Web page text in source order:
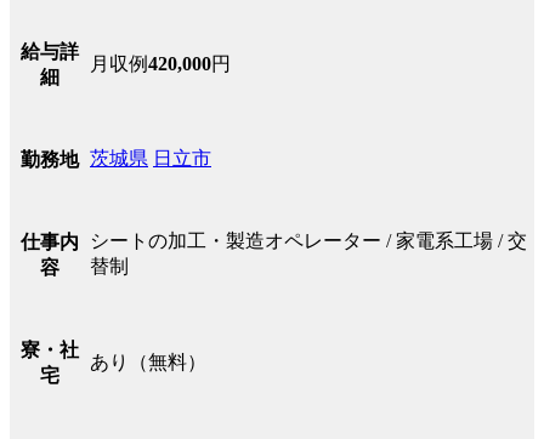
給与詳
細
月収例420,000円
勤務地 茨城県 日立市
仕事内
容
シートの加工・製造オペレーター / 家電系工場 / 交
替制
寮・社
宅
あり（無料）